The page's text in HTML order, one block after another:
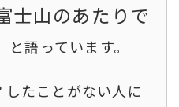
士山のあたりで
と語っています。
たことがない人に